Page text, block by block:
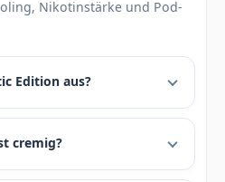
Nikotinstärke und Pod-
Edition aus?
cremig?